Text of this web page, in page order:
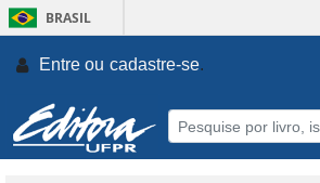
BRASIL
Entre ou cadastre-se.